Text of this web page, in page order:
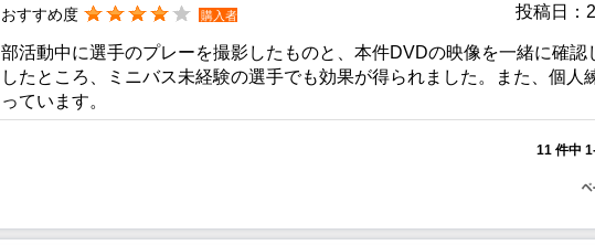
投稿日：
おすすめ度 購入者
部活動中に選手のプレーを撮影したものと、本件DVDの映像を一緒に確認
したところ、ミニバス未経験の選手でも効果が得られました。また、個人
っています。
11 件中